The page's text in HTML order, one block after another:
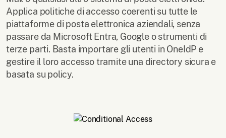
Applica politiche di accesso coerenti su tutte le
piattaforme di posta elettronica aziendali, senza
passare da Microsoft Entra, Google o strumenti di
terze parti. Basta importare gli utenti in OneIdP e
gestire il loro accesso tramite una directory sicura e
basata su policy.